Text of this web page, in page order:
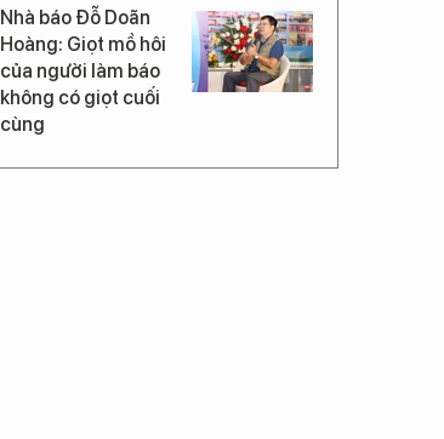
Nhà báo Đỗ Doãn
Hoàng: Giọt mồ hôi
của người làm báo
không có giọt cuối
cùng